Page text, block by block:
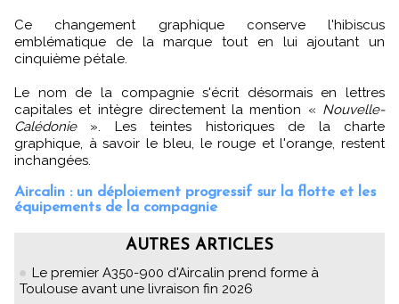
Ce changement graphique conserve l'hibiscus
emblématique de la marque tout en lui ajoutant un
cinquième pétale.
Le nom de la compagnie s'écrit désormais en lettres
capitales et intègre directement la mention « Nouvelle-
Calédonie ». Les teintes historiques de la charte
graphique, à savoir le bleu, le rouge et l'orange, restent
inchangées.
Aircalin : un déploiement progressif sur la flotte et les
équipements de la compagnie
AUTRES ARTICLES
Le premier A350-900 d'Aircalin prend forme à
Toulouse avant une livraison fin 2026